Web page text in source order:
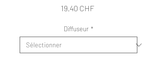
19.40 CHFPrix
Diffuseur *